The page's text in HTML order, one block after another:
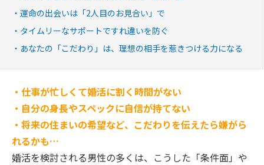
運命の出会いは「2人目のお見合い」で
タイムリーなサポートですれ違いを防ぐ
あなたの「こだわり」は、理想の相手を惹きつける力になる
・仕事が忙しくて婚活に割く時間がない
・自分の身長やスペックに自信が持てない
・将来の住まいの希望など、こだわりを伝えたら嫌がら
れるかも…
婚活を検討される男性の多くは、こうした「条件面」や